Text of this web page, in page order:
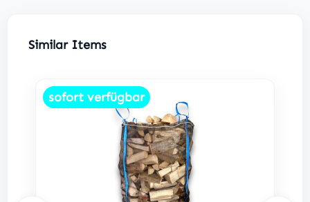
Produktgalerie überspringen
Similar Items
sofort verfügbar